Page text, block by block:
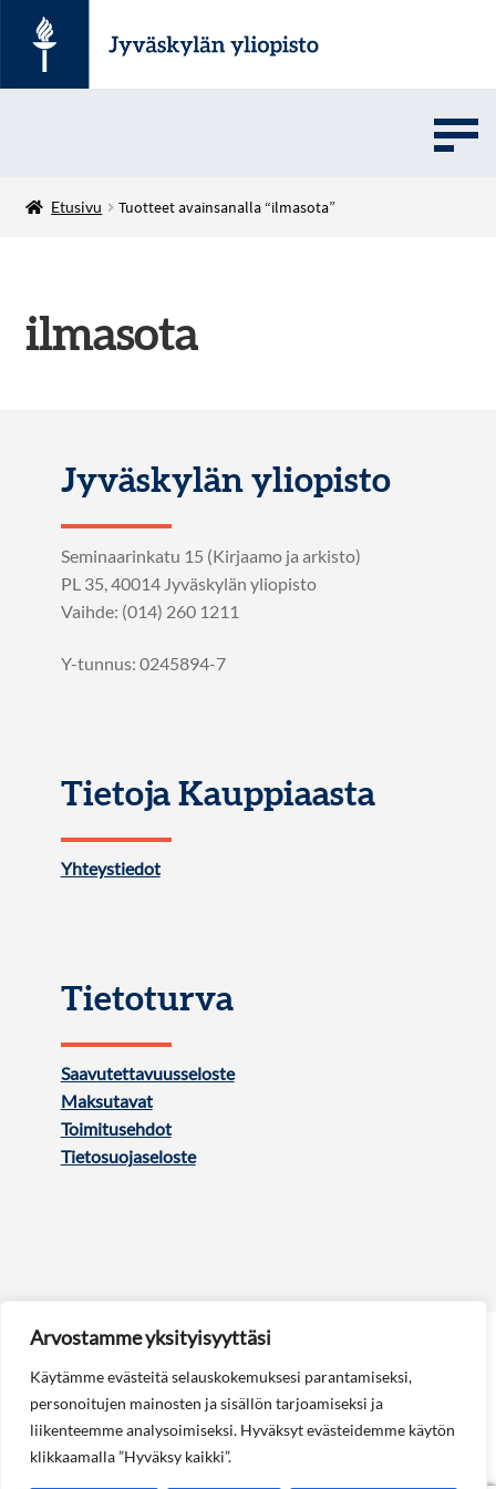
Arvostamme yksityisyyttäsi
Käytämme evästeitä selauskokemuksesi parantamiseksi,
personoitujen mainosten ja sisällön tarjoamiseksi ja
liikenteemme analysoimiseksi. Hyväksyt evästeidemme käytön
klikkaamalla ”Hyväksy kaikki”.
UMOVE
English
Etusivu Tuotteet avainsanalla “ilmasota”
ilmasota
Jyväskylän yliopisto
Seminaarinkatu 15 (Kirjaamo ja arkisto)
PL 35, 40014 Jyväskylän yliopisto
Vaihde: (014) 260 1211
Y-tunnus: 0245894-7
Tietoja Kauppiaasta
Yhteystiedot
Tietoturva
Saavutettavuusseloste
Maksutavat
Toimitusehdot
Tietosuojaseloste